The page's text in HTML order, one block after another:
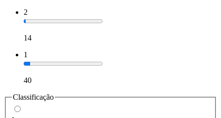
2
14
1
40
Classificação